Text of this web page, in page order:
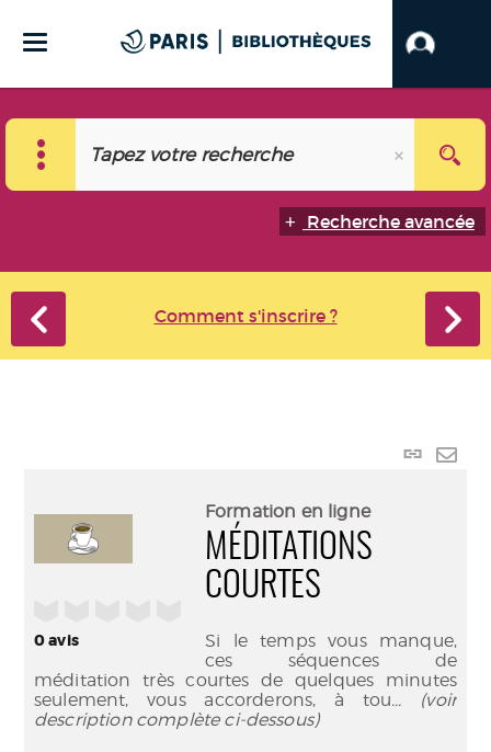
Recherche avancée
Comment s'inscrire ?
Lien
0avis
Formation en ligne
MÉDITATIONS
COURTES
Si le temps vous manque,
ces séquences de
méditation très courtes de quelques minutes
seulement, vous accorderons, à tou... (voir
description complète ci-dessous)